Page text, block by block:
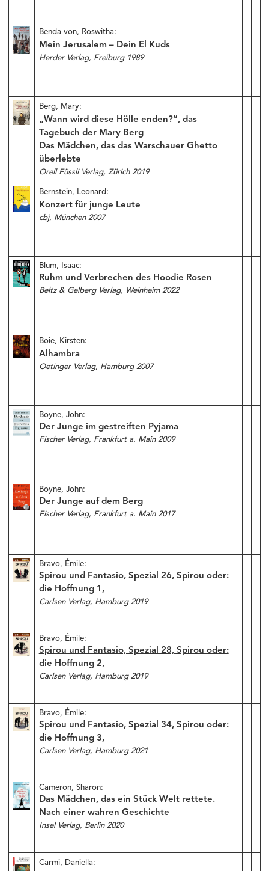
Benda von, Roswitha:
Mein Jerusalem – Dein El Kuds
Herder Verlag, Freiburg 1989
Berg, Mary:
„Wann wird diese Hölle enden?“, das
Tagebuch der Mary Berg
Das Mädchen, das das Warschauer Ghetto
überlebte
Orell Füssli Verlag, Zürich 2019
Bernstein, Leonard:
Konzert für junge Leute
cbj, München 2007
Blum, Isaac:
Ruhm und Verbrechen des Hoodie Rosen
Beltz & Gelberg Verlag, Weinheim 2022
Boie, Kirsten:
Alhambra
Oetinger Verlag, Hamburg 2007
Boyne, John:
Der Junge im gestreiften Pyjama
Fischer Verlag, Frankfurt a. Main 2009
Boyne, John:
Der Junge auf dem Berg
Fischer Verlag, Frankfurt a. Main 2017
Bravo, Émile:
Spirou und Fantasio, Spezial 26, Spirou oder:
die Hoffnung 1,
Carlsen Verlag, Hamburg 2019
Bravo, Émile:
Spirou und Fantasio, Spezial 28, Spirou oder:
die Hoffnung 2,
Carlsen Verlag, Hamburg 2019
Bravo, Émile:
Spirou und Fantasio, Spezial 34, Spirou oder:
die Hoffnung 3,
Carlsen Verlag, Hamburg 2021
Cameron, Sharon:
Das Mädchen, das ein Stück Welt rettete.
Nach einer wahren Geschichte
Insel Verlag, Berlin 2020
Carmi, Daniella: